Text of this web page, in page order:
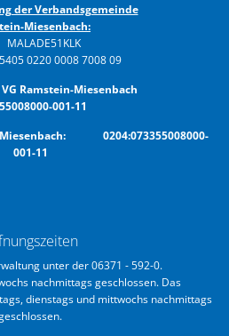
der Verbandsgemeinde
Miesenbach:
MALADE51KLK
0220 0008 7008 09
Ramstein-Miesenbach
001-11
Miesenbach: 0204:073355008000-
001-11
unter der 06371 - 592-0.
nachmittags geschlossen. Das
dienstags und mittwochs nachmittags